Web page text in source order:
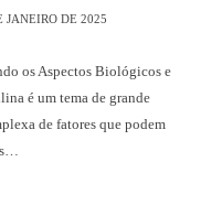
JANEIRO DE 2025
os Aspectos Biológicos e
é um tema de grande
de fatores que podem